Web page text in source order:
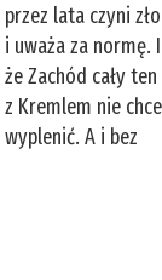
przez lata czyni
i uważa za
że Zachód cały
z Kremlem nie
wyplenić. A i bez